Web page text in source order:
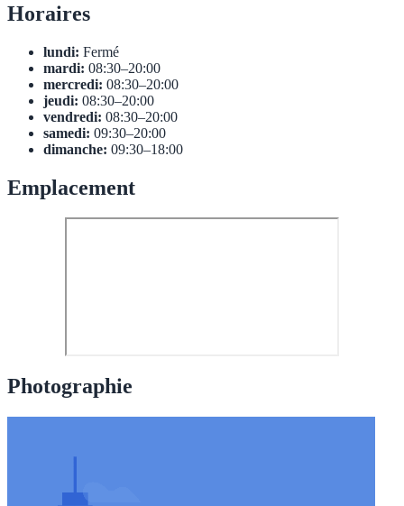
Horaires
lundi: Fermé
mardi: 08:30–20:00
mercredi: 08:30–20:00
jeudi: 08:30–20:00
vendredi: 08:30–20:00
samedi: 09:30–20:00
dimanche: 09:30–18:00
Emplacement
Photographie